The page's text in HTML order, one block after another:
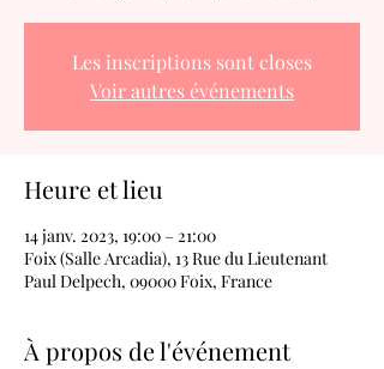
Les inscriptions sont closes
Voir autres événements
Heure et lieu
14 janv. 2023, 19:00 – 21:00
Foix (Salle Arcadia), 13 Rue du Lieutenant
Paul Delpech, 09000 Foix, France
À propos de l'événement